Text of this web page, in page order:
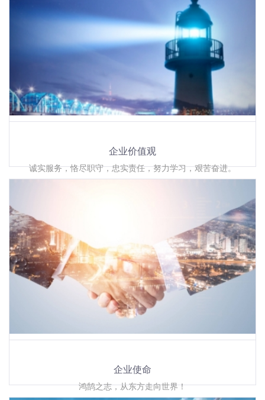
企业价值观
诚实服务，恪尽职守，忠实责任，努力学习，艰苦奋进。
企业使命
鸿鹄之志，从东方走向世界！